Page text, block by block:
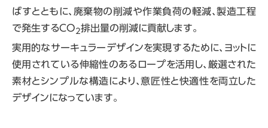
ばすとともに、廃棄物の削減や作業負荷の軽減、製造工程
で発生するCO2排出量の削減に貢献します。
実用的なサーキュラーデザインを実現するために、ヨットに
使用されている伸縮性のあるロープを活用し、厳選された
素材とシンプルな構造により、意匠性と快適性を両立した
デザインになっています。